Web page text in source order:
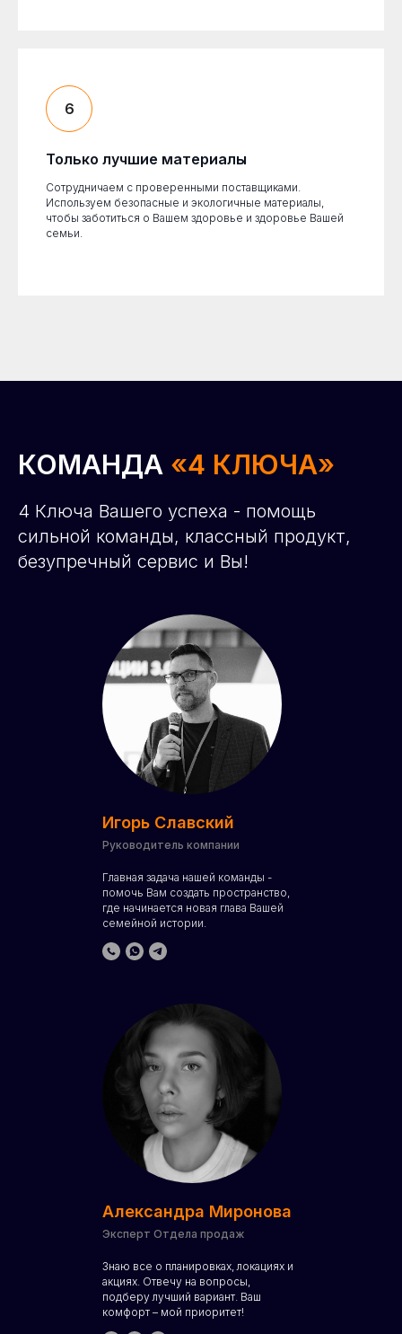
Только лучшие материалы
Сотрудничаем с проверенными поставщиками.
Используем безопасные и экологичные материалы,
чтобы заботиться о Вашем здоровье и здоровье Вашей
семьи.
КОМАНДА «4 КЛЮЧА»
4 Ключа Вашего успеха - помощь
сильной команды, классный продукт,
безупречный сервис и Вы!
Игорь Славский
Руководитель компании
Главная задача нашей команды -
помочь Вам создать пространство,
где начинается новая глава Вашей
семейной истории.
Александра Миронова
Эксперт Отдела продаж
Знаю все о планировках, локациях и
акциях. Отвечу на вопросы,
подберу лучший вариант. Ваш
комфорт – мой приоритет!